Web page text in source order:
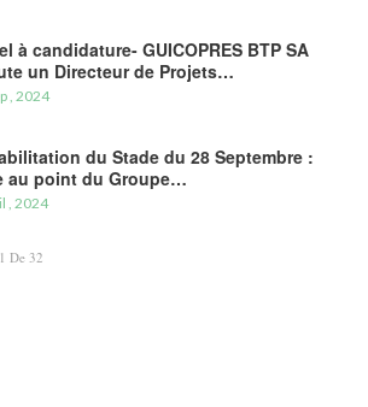
à candidature- GUICOPRES BTP SA
un Directeur de Projets…
, 2024
du Stade du 28 Septembre :
au point du Groupe…
, 2024
1 De 32